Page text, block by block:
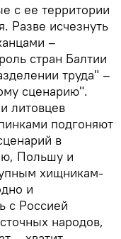
с ее территории
Разве исчезнуть
–
стран Балтии
труда" –
сценарию".
литовцев
подгоняют
в
Польшу и
хищникам-
и
с Россией
народов,